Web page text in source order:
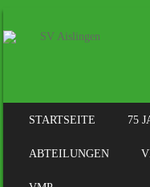
MENÜ
SKIP TO CONTENT
STARTSEITE 75
ABTEILUNGEN